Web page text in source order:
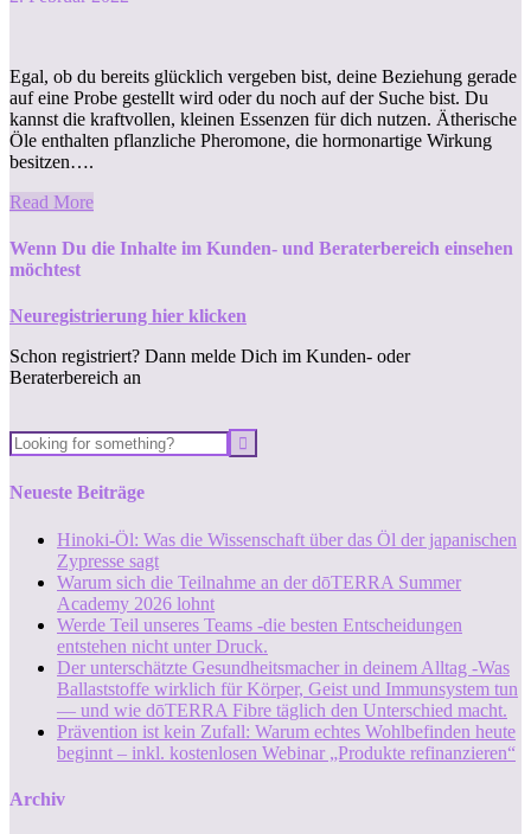
Egal, ob du bereits glücklich vergeben bist, deine Beziehung gerade
auf eine Probe gestellt wird oder du noch auf der Suche bist. Du
kannst die kraftvollen, kleinen Essenzen für dich nutzen. Ätherische
Öle enthalten pflanzliche Pheromone, die hormonartige Wirkung
besitzen….
Read More
Wenn Du die Inhalte im Kunden- und Beraterbereich einsehen
möchtest
Neuregistrierung hier klicken
Schon registriert? Dann melde Dich im Kunden- oder
Beraterbereich an
Neueste Beiträge
Hinoki-Öl: Was die Wissenschaft über das Öl der japanischen
Zypresse sagt
Warum sich die Teilnahme an der dōTERRA Summer
Academy 2026 lohnt
Werde Teil unseres Teams -die besten Entscheidungen
entstehen nicht unter Druck.
Der unterschätzte Gesundheitsmacher in deinem Alltag -Was
Ballaststoffe wirklich für Körper, Geist und Immunsystem tun
— und wie dōTERRA Fibre täglich den Unterschied macht.
Prävention ist kein Zufall: Warum echtes Wohlbefinden heute
beginnt – inkl. kostenlosen Webinar „Produkte refinanzieren“
Archiv